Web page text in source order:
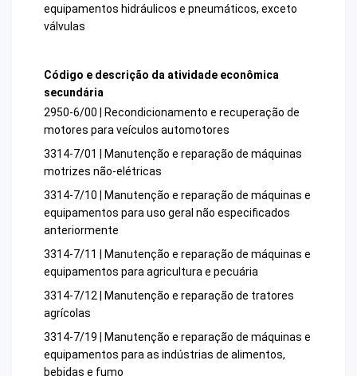
equipamentos hidráulicos e pneumáticos, exceto
válvulas
Código e descrição da atividade econômica
secundária
2950-6/00 | Recondicionamento e recuperação de
motores para veículos automotores
3314-7/01 | Manutenção e reparação de máquinas
motrizes não-elétricas
3314-7/10 | Manutenção e reparação de máquinas e
equipamentos para uso geral não especificados
anteriormente
3314-7/11 | Manutenção e reparação de máquinas e
equipamentos para agricultura e pecuária
3314-7/12 | Manutenção e reparação de tratores
agrícolas
3314-7/19 | Manutenção e reparação de máquinas e
equipamentos para as indústrias de alimentos,
bebidas e fumo